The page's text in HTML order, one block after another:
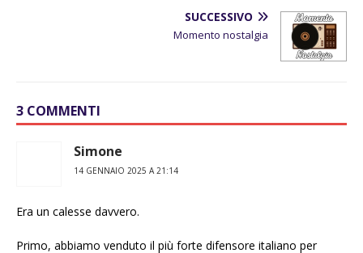
SUCCESSIVO
Momento nostalgia
3 COMMENTI
Simone
14 GENNAIO 2025 A 21:14
Era un calesse davvero.
Primo, abbiamo venduto il più forte difensore italiano per